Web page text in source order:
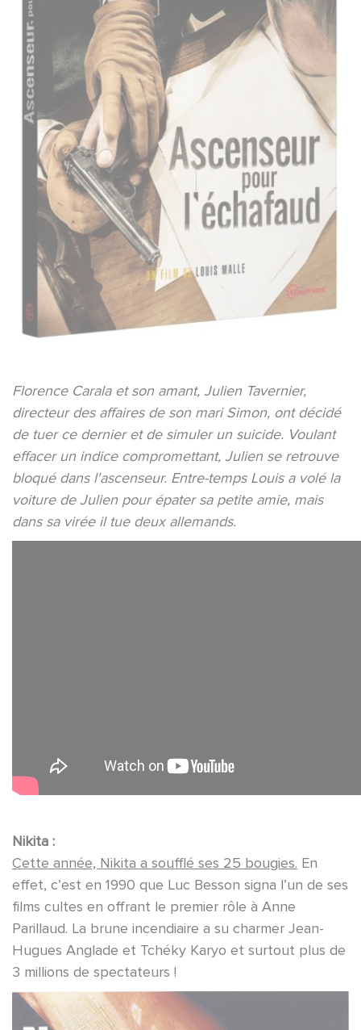
Florence Carala et son amant, Julien Tavernier,
directeur des affaires de son mari Simon, ont décidé
de tuer ce dernier et de simuler un suicide. Voulant
effacer un indice compromettant, Julien se retrouve
bloqué dans l'ascenseur. Entre-temps Louis a volé la
voiture de Julien pour épater sa petite amie, mais
dans sa virée il tue deux allemands.
Nikita :
Cette année, Nikita a soufflé ses 25 bougies. En
effet, c’est en 1990 que Luc Besson signa l’un de ses
films cultes en offrant le premier rôle à Anne
Parillaud. La brune incendiaire a su charmer Jean-
Hugues Anglade et Tchéky Karyo et surtout plus de
3 millions de spectateurs !